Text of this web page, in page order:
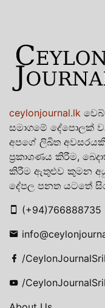
ceylonjournal.lk
සමාගමේ දේපොලක්
අපගේ ලිඛිත
ප්‍රකාශණය කිරීම,
කිරීම ඇතුළුව කුමන
දේපල පනත යටතේ
(+94)766888735
/
/